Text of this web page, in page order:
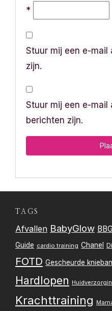
*
Stuur mij een e-
zijn.
Stuur mij een e-mail
berichten zijn.
TAGS
Afvallen BabyGlow BBG
Guide cardio training Chanel
FOTD Gescheurde
Hardlopen
Krachttraining